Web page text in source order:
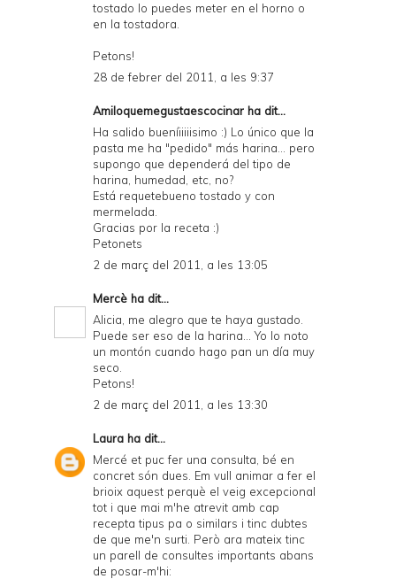
tostado lo puedes meter en el horno o
en la tostadora.
Petons!
28 de febrer del 2011, a les 9:37
Amiloquemegustaescocinar ha dit...
Ha salido bueníiiiiisimo :) Lo único que la
pasta me ha "pedido" más harina... pero
supongo que dependerá del tipo de
harina, humedad, etc, no?
Está requetebueno tostado y con
mermelada.
Gracias por la receta :)
Petonets
2 de març del 2011, a les 13:05
Mercè ha dit...
Alicia, me alegro que te haya gustado.
Puede ser eso de la harina... Yo lo noto
un montón cuando hago pan un día muy
seco.
Petons!
2 de març del 2011, a les 13:30
Laura ha dit...
Mercé et puc fer una consulta, bé en
concret són dues. Em vull animar a fer el
brioix aquest perquè el veig excepcional
tot i que mai m'he atrevit amb cap
recepta tipus pa o similars i tinc dubtes
de que me'n surti. Però ara mateix tinc
un parell de consultes importants abans
de posar-m'hi: